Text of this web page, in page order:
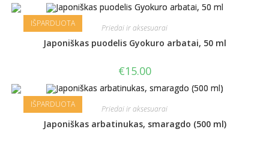
IŠPARDUOTA Priedai ir aksesuarai
Japoniškas puodelis Gyokuro arbatai, 50 ml
€15.00
IŠPARDUOTA Priedai ir aksesuarai
Japoniškas arbatinukas, smaragdo (500 ml)